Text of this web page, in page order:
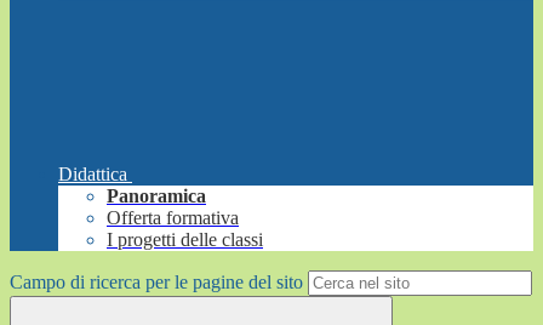
Didattica
Panoramica
Offerta formativa
I progetti delle classi
Campo di ricerca per le pagine del sito